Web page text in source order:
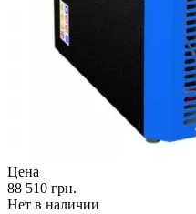
Цена
88 510 грн.
Нет в наличии